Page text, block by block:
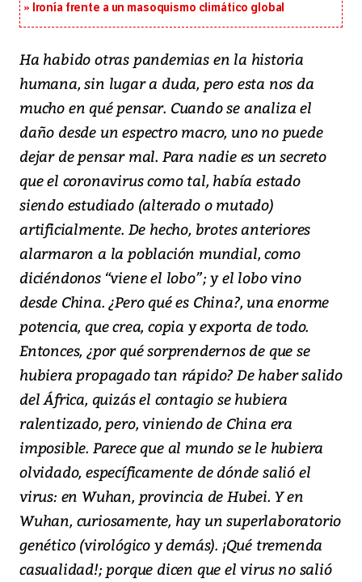
Ironía frente a un masoquismo climático global
Ha habido otras pandemias en la historia
humana, sin lugar a duda, pero esta nos da
mucho en qué pensar. Cuando se analiza el
daño desde un espectro macro, uno no puede
dejar de pensar mal. Para nadie es un secreto
que el coronavirus como tal, había estado
siendo estudiado (alterado o mutado)
artificialmente. De hecho, brotes anteriores
alarmaron a la población mundial, como
diciéndonos “viene el lobo”; y el lobo vino
desde China. ¿Pero qué es China?, una enorme
potencia, que crea, copia y exporta de todo.
Entonces, ¿por qué sorprendernos de que se
hubiera propagado tan rápido? De haber salido
del África, quizás el contagio se hubiera
ralentizado, pero, viniendo de China era
imposible. Parece que al mundo se le hubiera
olvidado, específicamente de dónde salió el
virus: en Wuhan, provincia de Hubei. Y en
Wuhan, curiosamente, hay un superlaboratorio
genético (virológico y demás). ¡Qué tremenda
casualidad!; porque dicen que el virus no salió